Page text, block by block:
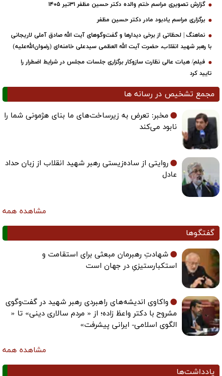
گزارش تصویری مراسم ختم والده دکتر حسین مظفر ۳۱تیر ۱۴۰۵
برگزاری مراسم یادبود مادر دکتر حسین مظفر
نماهنگ | لحظاتی از برخی دیدارها و گفت‌وگوهای آیت ‌الله صادق آملی لاریجانی
با رهبر شهید انقلاب، حضرت آیت‌ الله العظمی سیدعلی خامنه‌ای (رضوان‌الله‌علیه)
فیلم/ هیات عالی نظارت سازوکار برگزاری جلسات مجلس در شرایط اضطرار را
تایید کرد
مجمع تشخیص در رسانه ها
مخبر: تعرض به زیرساخت‌های ما بنای هژمونی شما را
نابود می‌کند
روایتی از ساده‌زیستی رهبر شهید انقلاب از زبان حداد
عادل
مشاهده همه
گفتگوها
شهادتِ رهبرمان مبعثی برای استقامت و
استکبارستیزیِ در جهان است
واکاوی اندیشه‌های راهبردی رهبر شهید در گفت‌وگوی
مشروح با دکتر واعظ زاده؛ از « مردم سالاری دینی» تا «
الگوی اسلامی- ایرانی پیشرفت»
مشاهده همه
یادداشت‌ها